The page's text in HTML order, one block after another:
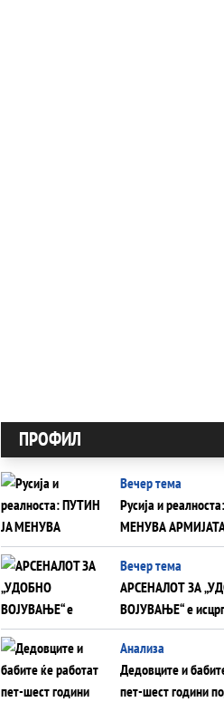
ПРОФИЛ
Вечер тема
Русија и
МЕНУВА
ШТО ОСТАНУВА
Вечер тема
АРСЕНАЛОТ ЗА
ВОЈУВАЊЕ“ е
Анализа
Дедовците и
пет-шест години